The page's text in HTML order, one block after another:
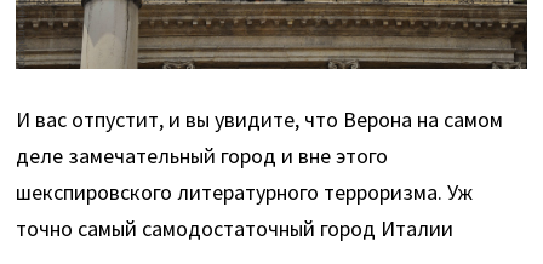
И вас отпустит, и вы увидите, что Верона на самом
деле замечательный город и вне этого
шекспировского литературного терроризма. Уж
точно самый самодостаточный город Италии